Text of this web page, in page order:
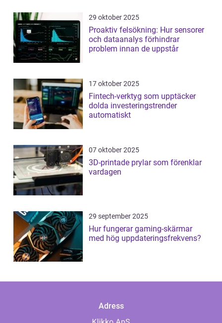
29 oktober 2025
Proaktiv felsökning: Hur sensorer
och dataanalys förhindrar
problem innan de uppstår
17 oktober 2025
Fintech-verktyg som upptäcker
dolda investeringstrender
automatiskt
07 oktober 2025
3D-printade prylar som förenklar
vardagen
29 september 2025
Hur fungerar gaming-skärmar
med hög uppdateringsfrekvens?
Adress